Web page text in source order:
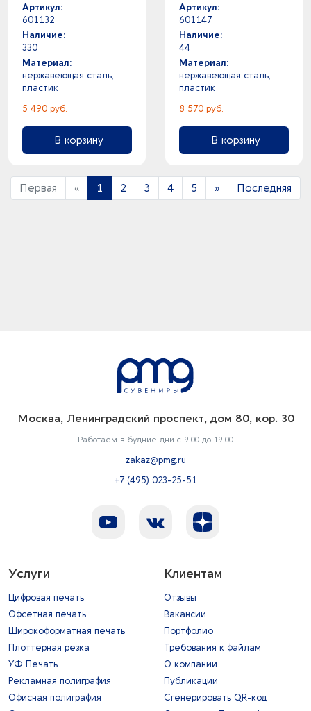
синий
Артикул:
601132
Наличие:
330
Материал:
нержавеющая cталь,
пластик
5 490 руб.
В корзину
Артикул:
601147
Наличие:
44
Материал:
нержавеющая cталь,
пластик
8 570 руб.
В корзину
Первая « 1 2 3 4 5 » Последняя
Москва, Ленинградский проспект, дом 80, кор. 30
Работаем в будние дни с 9:00 до 19:00
zakaz@pmg.ru
+7 (495) 023-25-51
Услуги
Цифровая печать
Офсетная печать
Широкоформатная печать
Плоттерная резка
УФ Печать
Рекламная полиграфия
Офисная полиграфия
Клиентам
Отзывы
Вакансии
Портфолио
Требования к файлам
О компании
Публикации
Сгенерировать QR-код